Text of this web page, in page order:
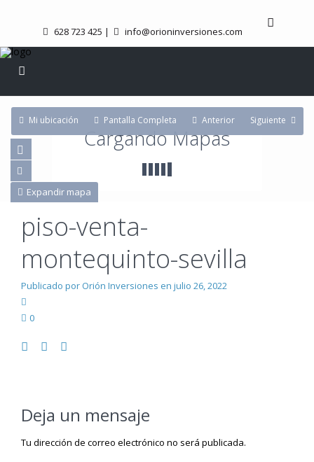
628 723 425 | info@orioninversiones.com
Cargando Mapas
Expandir mapa
Mi ubicación Pantalla Completa Anterior Siguiente
piso-venta-
montequinto-sevilla
Publicado por Orión Inversiones en julio 26, 2022
0
Deja un mensaje
Tu dirección de correo electrónico no será publicada.